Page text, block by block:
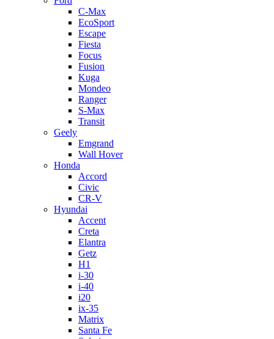
C-Max
EcoSport
Escape
Fiesta
Focus
Fusion
Kuga
Mondeo
Ranger
S-Max
Transit
Geely
Emgrand
Wall Hover
Honda
Accord
Civic
CR-V
Hyundai
Accent
Creta
Elantra
Getz
H1
i-30
i-40
i20
ix-35
Matrix
Santa Fe